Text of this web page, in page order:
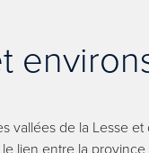
vallées de la Lesse et
le lien entre la